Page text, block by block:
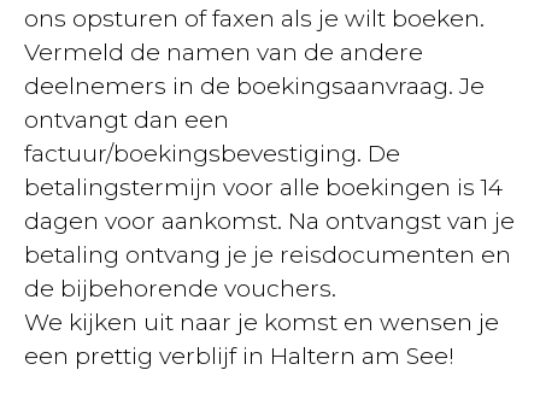
ons opsturen of faxen als je wilt boeken.
Vermeld de namen van de andere
deelnemers in de boekingsaanvraag. Je
ontvangt dan een
factuur/boekingsbevestiging. De
betalingstermijn voor alle boekingen is 14
dagen voor aankomst. Na ontvangst van je
betaling ontvang je je reisdocumenten en
de bijbehorende vouchers.
We kijken uit naar je komst en wensen je
een prettig verblijf in Haltern am See!